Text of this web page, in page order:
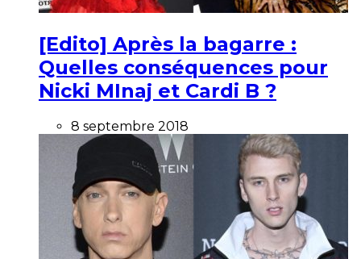
[Edito] Après la bagarre :
Quelles conséquences pour
Nicki MInaj et Cardi B ?
8 septembre 2018